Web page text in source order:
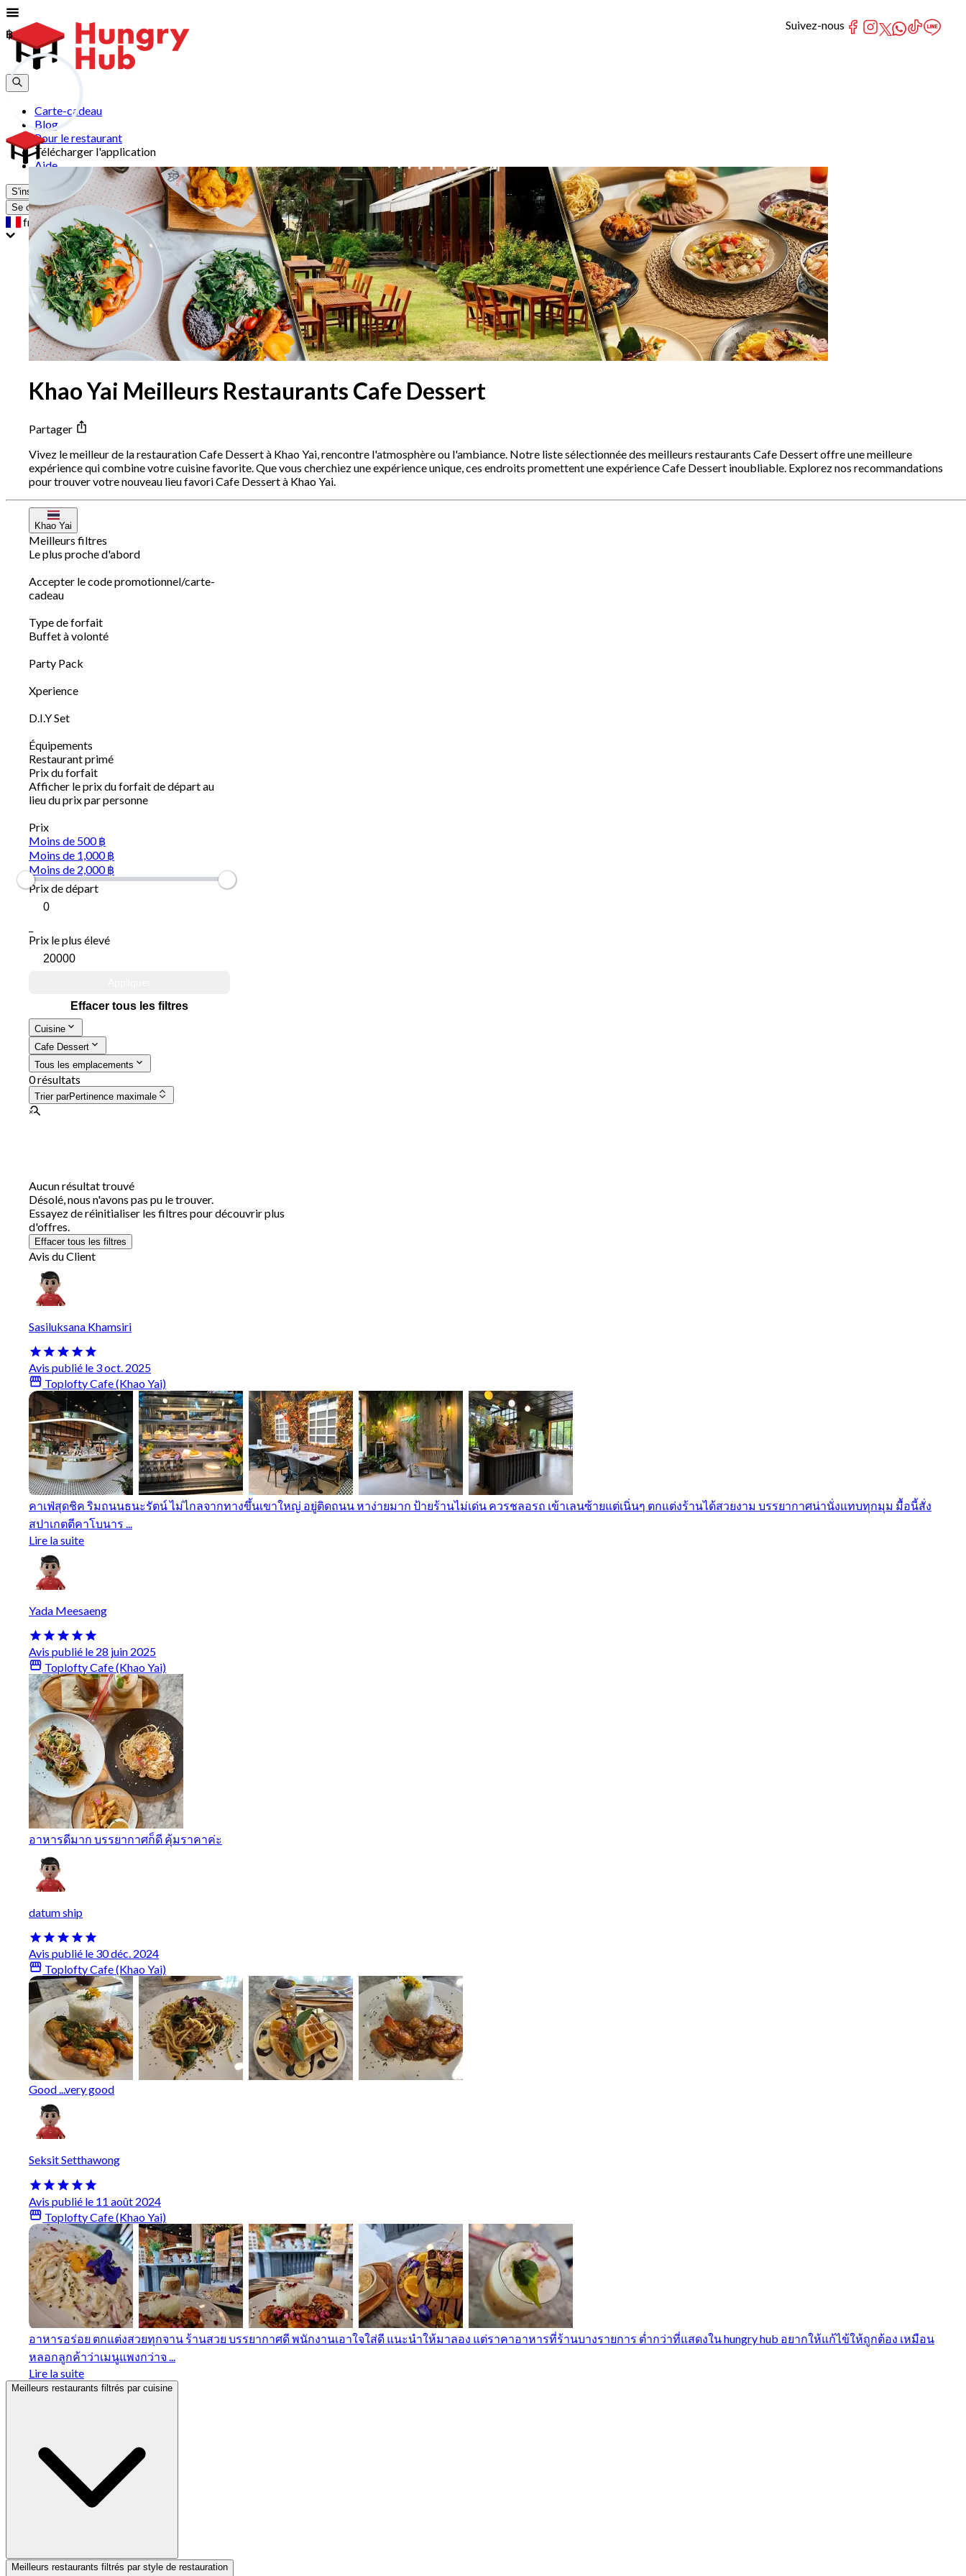
Carte-cadeau
Blog
Pour le restaurant
Télécharger l'application
Aide
S'inscrire
Se connecter
fr
Khao Yai Meilleurs Restaurants Cafe Dessert
Partager
Vivez le meilleur de la restauration Cafe Dessert à Khao Yai, rencontre l'atmosphère ou l'ambiance. Notre liste sélectionnée des meilleurs restaurants Cafe Dessert offre une meilleure
expérience qui combine votre cuisine favorite. Que vous cherchiez une expérience unique, ces endroits promettent une expérience Cafe Dessert inoubliable. Explorez nos recommandations
pour trouver votre nouveau lieu favori Cafe Dessert à Khao Yai.
Khao Yai
Meilleurs filtres
Le plus proche d'abord
Accepter le code promotionnel/carte-
cadeau
Type de forfait
Buffet à volonté
Party Pack
Xperience
D.I.Y Set
Équipements
Restaurant primé
Prix du forfait
Afficher le prix du forfait de départ au
lieu du prix par personne
Prix
Moins de 500 ฿
Moins de 1,000 ฿
Moins de 2,000 ฿
฿
Prix de départ
฿
Prix le plus élevé
Effacer tous les filtres
Cuisine
Cafe Dessert
Tous les emplacements
0 résultats
Trier parPertinence maximale
Aucun résultat trouvé
Désolé, nous n'avons pas pu le trouver.
Essayez de réinitialiser les filtres pour découvrir plus
d'offres.
Effacer tous les filtres
Avis du Client
Sasiluksana Khamsiri
Avis publié le 3 oct. 2025
Toplofty Cafe (Khao Yai)
คาเฟ่สุดชิค ริมถนนธนะรัตน์ ไม่ไกลจากทางขึ้นเขาใหญ่ อยู่ติดถนน หาง่ายมาก ป้ายร้านไม่เด่น ควรชลอรถ เข้าเลนซ้ายแต่เนิ่นๆ ตกแต่งร้านได้สวยงาม บรรยากาศน่านั่งแทบทุกมุม มื้อนี้สั่ง
สปาเกตตีคาโบนาร ...
Lire la suite
Yada Meesaeng
Avis publié le 28 juin 2025
Toplofty Cafe (Khao Yai)
อาหารดีมาก บรรยากาศก็ดี คุ้มราคาค่ะ
datum ship
Avis publié le 30 déc. 2024
Toplofty Cafe (Khao Yai)
Good ...very good
Seksit Setthawong
Avis publié le 11 août 2024
Toplofty Cafe (Khao Yai)
อาหารอร่อย ตกแต่งสวยทุกจาน ร้านสวย บรรยากาศดี พนักงานเอาใจใส่ดี แนะนำให้มาลอง แต่ราคาอาหารที่ร้านบางรายการ ต่ำกว่าที่แสดงใน hungry hub อยากให้แก้ไข้ให้ถูกต้อง เหมือน
หลอกลูกค้าว่าเมนูแพงกว่าจ ...
Lire la suite
Meilleurs restaurants filtrés par cuisine
Meilleurs restaurants filtrés par style de restauration
Suivez-nous